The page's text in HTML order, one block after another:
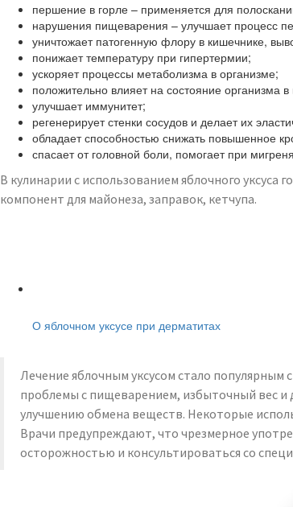
першение в горле – применяется для
нарушения пищеварения – улучшает процесс
уничтожает патогенную флору в кишечнике,
понижает температуру при гипертермии;
ускоряет процессы метаболизма в организме;
положительно влияет на состояние организма
улучшает иммунитет;
регенерирует стенки сосудов и делает их
обладает способностью снижать повышенное
спасает от головной боли, помогает при
В кулинарии с использованием яблочного
компонент для майонеза, заправок, кетчупа.
О яблочном уксусе при дерматитах
Лечение яблочным уксусом стало
проблемы с пищеварением, избыточный вес и
улучшению обмена веществ. Некоторые
Врачи предупреждают, что чрезмерное
осторожностью и консультироваться со